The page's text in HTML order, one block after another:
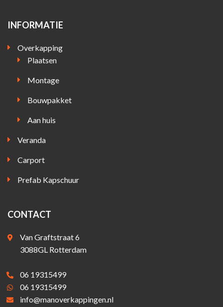
INFORMATIE
Overkapping
Plaatsen
Montage
Bouwpakket
Aan huis
Veranda
Carport
Prefab Kapschuur
CONTACT
Van Graftstraat 6
3088GL Rotterdam
06 19315499
06 19315499
info@manoverkappingen.nl